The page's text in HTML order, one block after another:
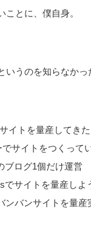
ことに、僕自身。
いうのを知らなかっ
イトを量産してきた
サイトをつくって
ブログ1個だけ運営
でサイトを量産しよ
ンバンサイトを量産